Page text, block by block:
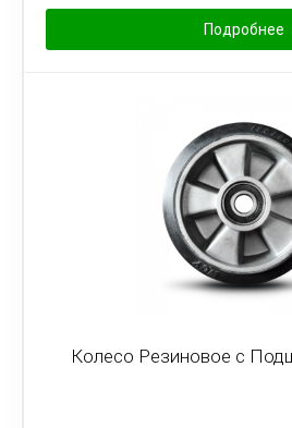
Подробнее
Колесо Резиновое с